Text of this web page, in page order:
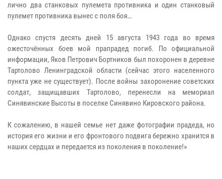
лично два станковых пулемета противника и один станковый
пулемет противника вынес с поля боя…
Однако спустя десять дней 15 августа 1943 года во время
ожесточённых боев мой прапрадед погиб. По официальной
информации, Яков Петрович Бортников был похоронен в деревне
Тартолово Ленинградской области (сейчас этого населенного
пункта уже не существует). После войны захоронение советских
солдат, защищавших Тартолово, перенесли на мемориал
Синявинские Высоты в поселке Синявино Кировского района.
К сожалению, в нашей семье нет даже фотографии прадеда, но
история его жизни и его фронтового подвига бережно хранится в
наших сердцах и передается из поколения в поколение!»